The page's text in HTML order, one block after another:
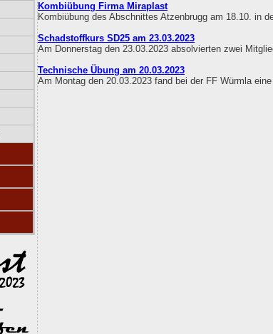
Kombiübung Firma Miraplast
Kombiübung des Abschnittes Atzenbrugg am 18.10. in
Schadstoffkurs SD25 am 23.03.2023
Am Donnerstag den 23.03.2023 absolvierten zwei
Technische Übung am 20.03.2023
Am Montag den 20.03.2023 fand bei der FF Würmla